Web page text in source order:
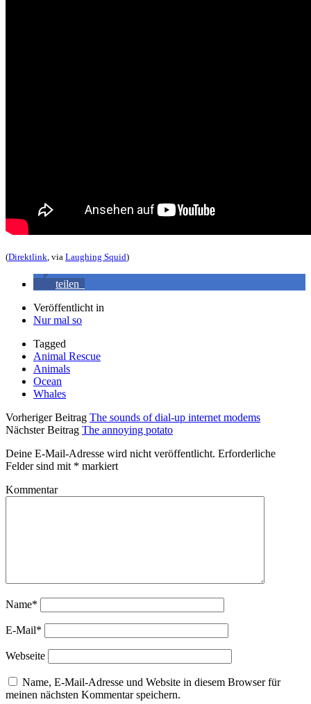
(Direktlink, via Laughing Squid)
teilen
Veröffentlicht in
Nur mal so
Tagged
Animal Rescue
Animals
Ocean
Whales
Vorheriger Beitrag The sounds of dial-up internet modems
Nächster Beitrag The annoying potato
Deine E-Mail-Adresse wird nicht veröffentlicht. Erforderliche
Felder sind mit * markiert
Kommentar
Name*
E-Mail*
Webseite
Name, E-Mail-Adresse und Website in diesem Browser für
meinen nächsten Kommentar speichern.